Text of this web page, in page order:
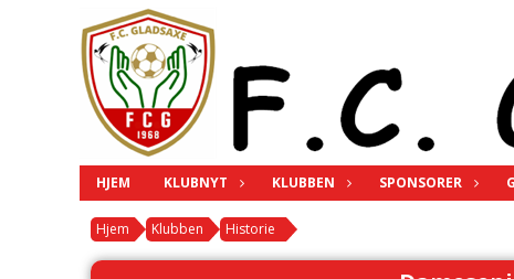
HJEM KLUBNYT KLUBBEN SPONSORER
Hjem Klubben Historie